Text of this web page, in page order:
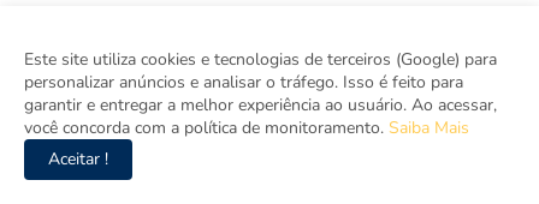
Este site utiliza cookies e tecnologias de terceiros (Google) para
personalizar anúncios e analisar o tráfego. Isso é feito para
garantir e entregar a melhor experiência ao usuário. Ao acessar,
você concorda com a política de monitoramento. Saiba Mais
Aceitar !